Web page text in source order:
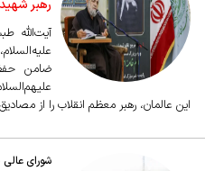
رهبر
آیت‌الله
ضامن
این عالمان، رهبر معظم انقلاب را از
شورای